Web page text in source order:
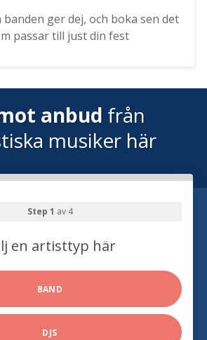
banden ger dej, och boka sen det
passar till just din fest
anbud från
musiker här
Step 1 av 4
en artisttyp här
BAND
DJS